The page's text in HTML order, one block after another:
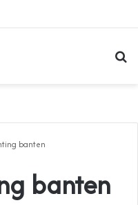
banten
banten